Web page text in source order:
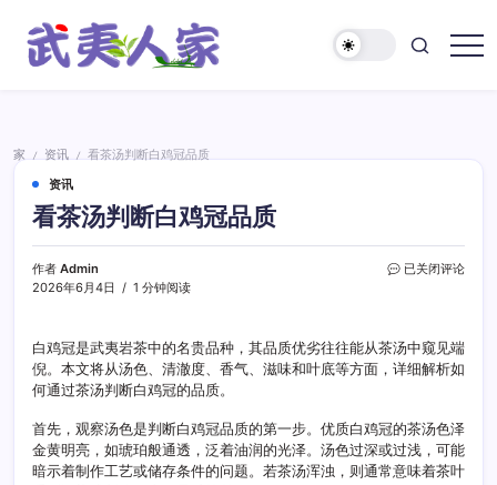
家
家 / 资讯 /
看茶汤判断白鸡冠品质
资讯
看茶汤判断白鸡冠品质
作者 Admin
2026年6月4日
1 分钟阅读
看
断
白
鸡
质
已关闭评论
白鸡冠是武夷岩茶中的名贵品种，其品质优劣往往能从茶汤中窥见端
倪。本文将从汤色、清澈度、香气、滋味和叶底等方面，详细解析如
何通过茶汤判断白鸡冠的品质。
首先，观察汤色是判断白鸡冠品质的第一步。优质白鸡冠的茶汤色泽
金黄明亮，如琥珀般通透，泛着油润的光泽。汤色过深或过浅，可能
暗示着制作工艺或储存条件的问题。若茶汤浑浊，则通常意味着茶叶